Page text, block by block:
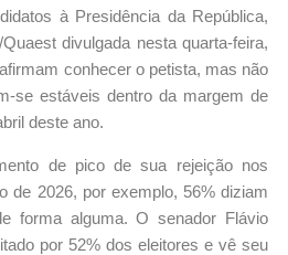
à Presidência da República,
divulgada nesta quarta-feira,
conhecer o petista, mas não
se estáveis dentro da margem de
deste ano.
de pico de sua rejeição nos
de 2026, por exemplo, 56% diziam
forma alguma. O senador Flávio
por 52% dos eleitores e vê seu